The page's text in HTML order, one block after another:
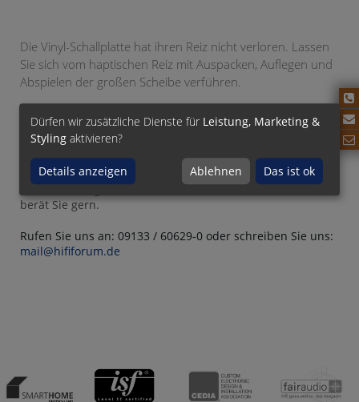
Die Vinyl-Schallplatte hat ihren Reiz nicht verloren. Lassen
Sie sich vom haptischen Reiz mit Auspacken, Auflegen und
Abspielen der großen Scheibe verführen.
finden Sie hier
berät Sie gern.
Rufen Sie uns an: 09133 / 60629-0 oder schreiben Sie uns:
mail@hififorum.de
Dürfen wir zusätzliche Dienste für Leistung, Marketing &
Styling aktivieren?
Details anzeigen Ablehnen Das ist ok